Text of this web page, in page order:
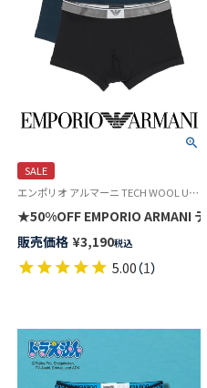
SALE
エンポリオ アルマーニ TECH WOOL Underwear 公式オンラインショップ 紳士 ブランド アンダーウェア
販売価格 ¥3,190税込
5.00（1）